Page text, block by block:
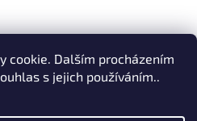
cookie. Dalším procházením
s jejich používáním..